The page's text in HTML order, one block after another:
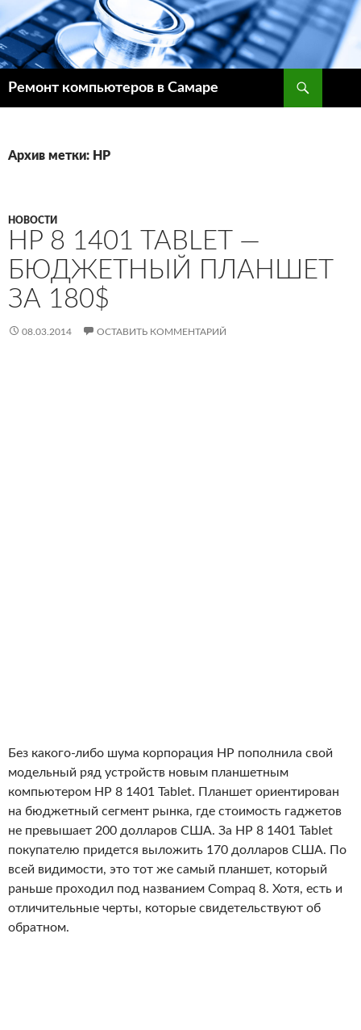
Ремонт компьютеров в Самаре
Архив метки: HP
НОВОСТИ
HP 8 1401 TABLET —
БЮДЖЕТНЫЙ ПЛАНШЕТ
ЗА 180$
08.03.2014 ОСТАВИТЬ КОММЕНТАРИЙ
Без какого-либо шума корпорация HP пополнила свой
модельный ряд устройств новым планшетным
компьютером HP 8 1401 Tablet. Планшет ориентирован
на бюджетный сегмент рынка, где стоимость гаджетов
не превышает 200 долларов США. За HP 8 1401 Tablet
покупателю придется выложить 170 долларов США. По
всей видимости, это тот же самый планшет, который
раньше проходил под названием Compaq 8. Хотя, есть и
отличительные черты, которые свидетельствуют об
обратном.